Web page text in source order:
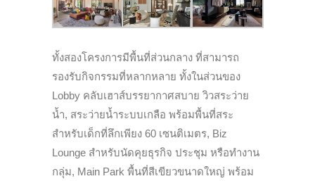
ทั้งสองโครงการมีพื้นที่ส่วนกลาง ที่สามารถ
รองรับกิจกรรมที่หลากหลาย ทั้งในส่วนของ
Lobby คลับเฮาส์บรรยากาศสบาย วิวสระว่าย
น้ำ, สระว่ายน้ำระบบเกลือ พร้อมพื้นที่สระ
สำหรับเด็กที่ลึกเพียง 60 เซนติเมตร, Biz
Lounge สำหรับนัดคุยธุรกิจ ประชุม หรือทำงาน
กลุ่ม, Main Park พื้นที่สีเขียวขนาดใหญ่ พร้อม